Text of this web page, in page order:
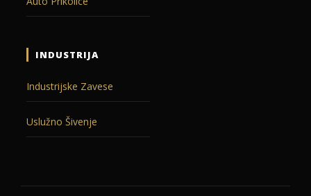
INDUSTRIJA
Industrijske Zavese
Uslužno Šivenje